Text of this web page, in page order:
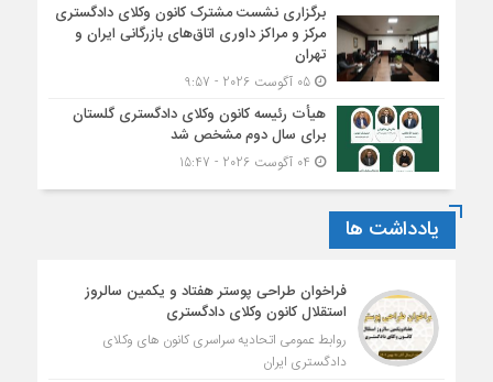
برگزاری نشست مشترک کانون وکلای دادگستری
مرکز و مراکز داوری اتاق‌های بازرگانی ایران و
تهران
05 آگوست 2026 - 9:57
هیأت ‌رئیسه کانون وکلای دادگستری گلستان
برای سال دوم مشخص شد
یادداشت ها
فراخوان طراحی پوستر هفتاد و یکمین سالروز
استقلال کانون وکلای دادگستری
روابط عمومی اتحادیه سراسری کانون های وکلای
دادگستری ایران